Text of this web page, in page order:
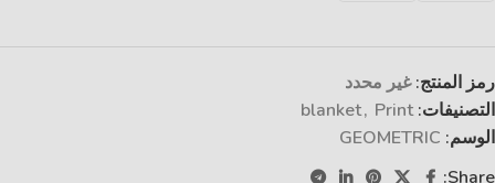
رمز المنتج:غير محدد
التصنيفات:
blanket, Print
الوسم: GEOMETRIC
Share: